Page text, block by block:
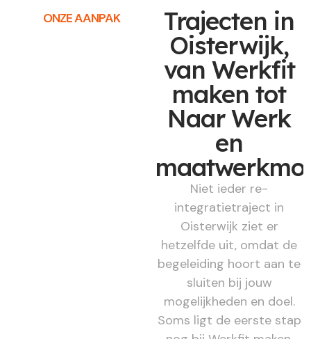
ONZE AANPAK Trajecten in
Oisterwijk,
van Werkfit
maken tot
Naar Werk
en
Niet ieder re-
integratietraject in
Oisterwijk ziet er
hetzelfde uit, omdat de
begeleiding hoort aan te
sluiten bij jouw
mogelijkheden en doel.
Soms ligt de eerste stap